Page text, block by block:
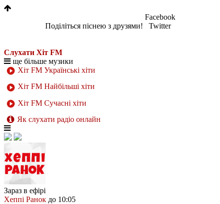
Поділіться піснею з друзями!
Facebook
Twitter
Слухати Хіт FM
ще більше музики
Хіт FM Українські хіти
Хіт FM Найбільші хіти
Хіт FM Сучасні хіти
Як слухати радіо онлайн
Зараз в ефірі
Хеппі Ранок до 10:05